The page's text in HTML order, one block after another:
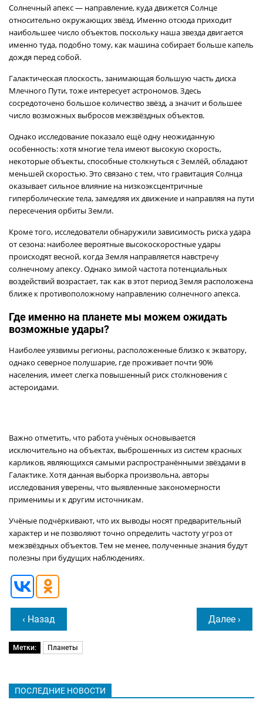
Солнечный апекс — направление, куда движется Солнце
относительно окружающих звёзд. Именно отсюда приходит
наибольшее число объектов, поскольку наша звезда двигается
именно туда, подобно тому, как машина собирает больше капель
дождя перед собой.
Галактическая плоскость, занимающая большую часть диска
Млечного Пути, тоже интересует астрономов. Здесь
сосредоточено большое количество звёзд, а значит и большее
число возможных выбросов межзвёздных объектов.
Однако исследование показало ещё одну неожиданную
особенность: хотя многие тела имеют высокую скорость,
некоторые объекты, способные столкнуться с Землёй, обладают
меньшей скоростью. Это связано с тем, что гравитация Солнца
оказывает сильное влияние на низкоэксцентричные
гиперболические тела, замедляя их движение и направляя на пути
пересечения орбиты Земли.
Кроме того, исследователи обнаружили зависимость риска удара
от сезона: наиболее вероятные высокоскоростные удары
происходят весной, когда Земля направляется навстречу
солнечному апексу. Однако зимой частота потенциальных
воздействий возрастает, так как в этот период Земля расположена
ближе к противоположному направлению солнечного апекса.
Где именно на планете мы можем ожидать
возможные удары?
Наиболее уязвимы регионы, расположенные близко к экватору,
однако северное полушарие, где проживает почти 90%
населения, имеет слегка повышенный риск столкновения с
астероидами.
Важно отметить, что работа учёных основывается
исключительно на объектах, выброшенных из систем красных
карликов, являющихся самыми распространёнными звёздами в
Галактике. Хотя данная выборка произвольна, авторы
исследования уверены, что выявленные закономерности
применимы и к другим источникам.
Учёные подчёркивают, что их выводы носят предварительный
характер и не позволяют точно определить частоту угроз от
межзвёздных объектов. Тем не менее, полученные знания будут
полезны при будущих наблюдениях.
‹ Назад Далее ›
Метки: Планеты
ПОСЛЕДНИЕ НОВОСТИ